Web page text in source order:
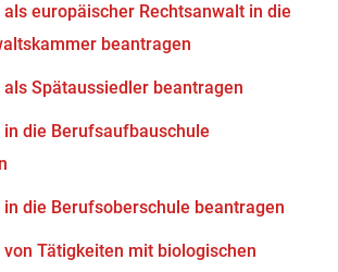
europäischer Rechtsanwalt in die
beantragen
Spätaussiedler beantragen
die Berufsaufbauschule
die Berufsoberschule beantragen
Tätigkeiten mit biologischen